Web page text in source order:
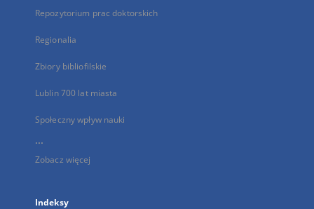
Repozytorium prac doktorskich
Regionalia
Zbiory bibliofilskie
Lublin 700 lat miasta
Społeczny wpływ nauki
...
Zobacz więcej
Indeksy